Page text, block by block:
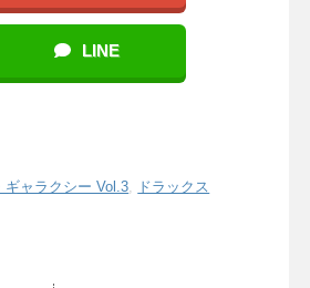
LINE
ギャラクシー Vol.3 ドラックス